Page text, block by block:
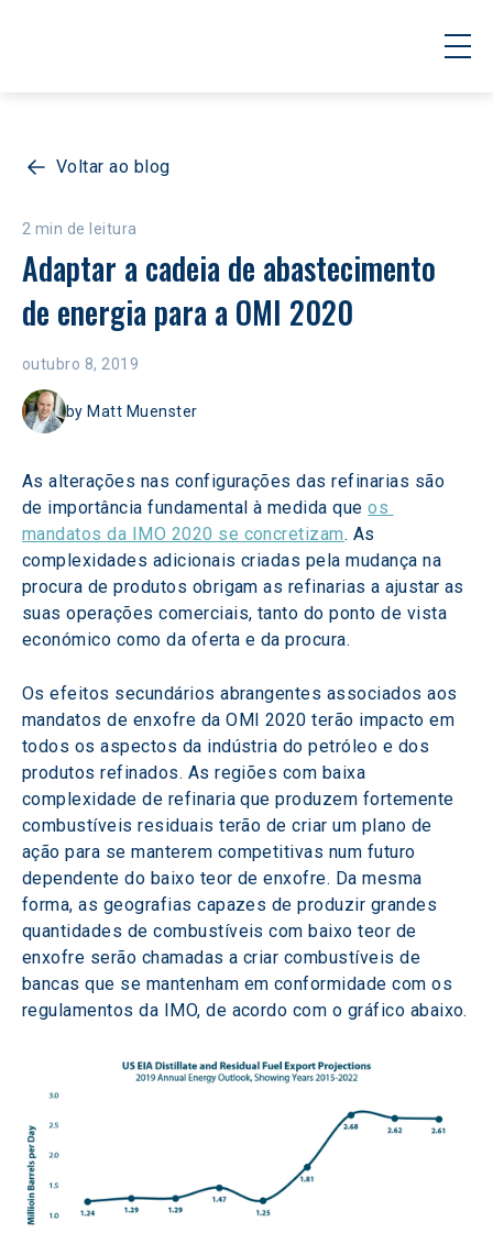
Voltar ao blog
2 min de leitura
Adaptar a cadeia de abastecimento
de energia para a OMI 2020
outubro 8, 2019
by Matt Muenster
As alterações nas configurações das refinarias são
de importância fundamental à medida que os
mandatos da IMO 2020 se concretizam. As
complexidades adicionais criadas pela mudança na
procura de produtos obrigam as refinarias a ajustar as
suas operações comerciais, tanto do ponto de vista
económico como da oferta e da procura.
Os efeitos secundários abrangentes associados aos
mandatos de enxofre da OMI 2020 terão impacto em
todos os aspectos da indústria do petróleo e dos
produtos refinados. As regiões com baixa
complexidade de refinaria que produzem fortemente
combustíveis residuais terão de criar um plano de
ação para se manterem competitivas num futuro
dependente do baixo teor de enxofre. Da mesma
forma, as geografias capazes de produzir grandes
quantidades de combustíveis com baixo teor de
enxofre serão chamadas a criar combustíveis de
bancas que se mantenham em conformidade com os
regulamentos da IMO, de acordo com o gráfico abaixo.